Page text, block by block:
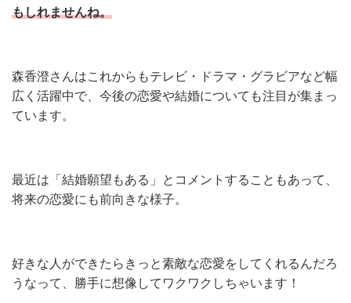
もしれませんね。
森香澄さんはこれからもテレビ・ドラマ・グラビアなど幅
広く活躍中で、今後の恋愛や結婚についても注目が集まっ
ています。
最近は「結婚願望もある」とコメントすることもあって、
将来の恋愛にも前向きな様子。
好きな人ができたらきっと素敵な恋愛をしてくれるんだろ
うなって、勝手に想像してワクワクしちゃいます！